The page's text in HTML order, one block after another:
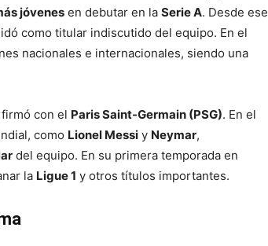
jóvenes en debutar en la Serie A. Desde ese
como titular indiscutido del equipo. En el
nacionales e internacionales, siendo una
con el Paris Saint-Germain (PSG). En el
como Lionel Messi y Neymar,
del equipo. En su primera temporada en
la Ligue 1 y otros títulos importantes.